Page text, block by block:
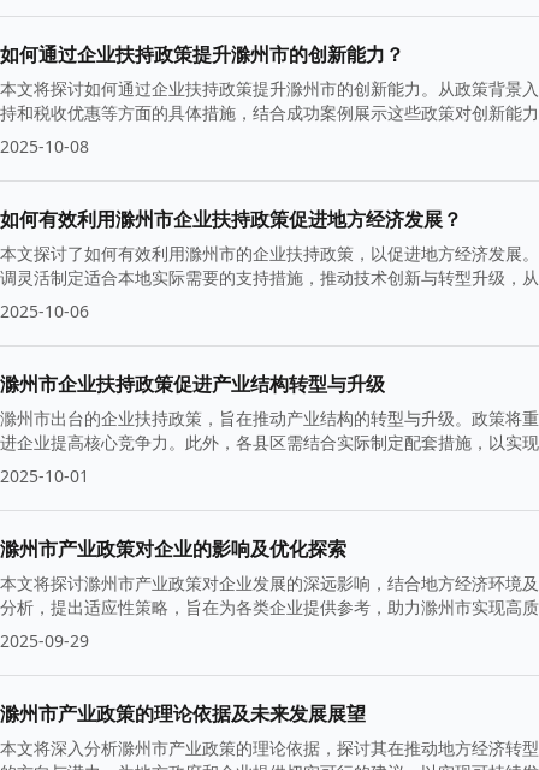
如何通过企业扶持政策提升滁州市的创新能力？
本文将探讨如何通过企业扶持政策提升滁州市的创新能力。从政策背景
持和税收优惠等方面的具体措施，结合成功案例展示这些政策对创新能
议。
2025-10-08
如何有效利用滁州市企业扶持政策促进地方经济发展？
本文探讨了如何有效利用滁州市的企业扶持政策，以促进地方经济发展
调灵活制定适合本地实际需要的支持措施，推动技术创新与转型升级，
2025-10-06
滁州市企业扶持政策促进产业结构转型与升级
滁州市出台的企业扶持政策，旨在推动产业结构的转型与升级。政策将
进企业提高核心竞争力。此外，各县区需结合实际制定配套措施，以实
2025-10-01
滁州市产业政策对企业的影响及优化探索
本文将探讨滁州市产业政策对企业发展的深远影响，结合地方经济环境
分析，提出适应性策略，旨在为各类企业提供参考，助力滁州市实现高
2025-09-29
滁州市产业政策的理论依据及未来发展展望
本文将深入分析滁州市产业政策的理论依据，探讨其在推动地方经济转